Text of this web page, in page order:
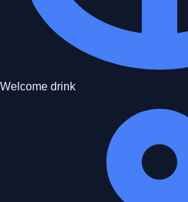
Welcome drink